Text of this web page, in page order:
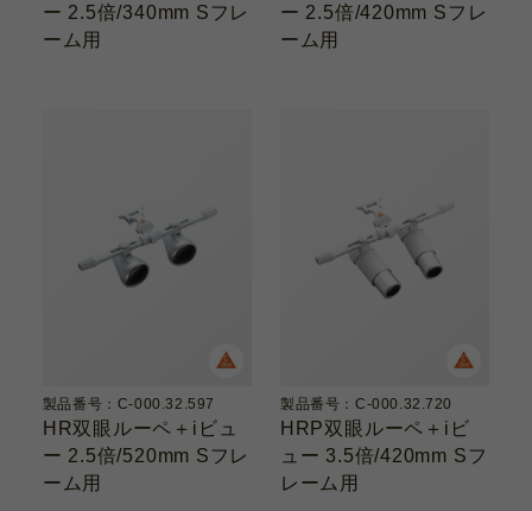
ー 2.5倍/340mm Sフレ
ーム用
ー 2.5倍/420mm Sフレ
ーム用
製品番号：C-000.32.597
HR双眼ルーペ＋iビュ
ー 2.5倍/520mm Sフレ
ーム用
製品番号：C-000.32.720
HRP双眼ルーペ＋iビ
ュー 3.5倍/420mm Sフ
レーム用